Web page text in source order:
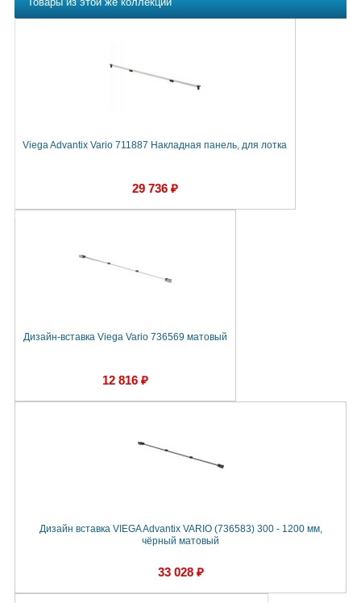
Viega Advantix Vario 711887 Накладная панель, для лотка
29 736 ₽
Дизайн-вставка Viega Vario 736569 матовый
12 816 ₽
Дизайн вставка VIEGA Advantix VARIO (736583) 300 - 1200 мм,
чёрный матовый
33 028 ₽